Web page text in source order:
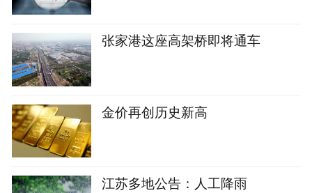
张家港这座高架桥即将通车
金价再创历史新高
江苏多地公告：人工降雨